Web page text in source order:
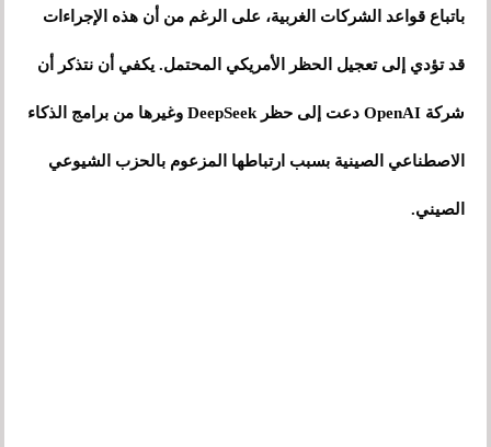
باتباع قواعد الشركات الغربية، على الرغم من أن هذه الإجراءات
قد تؤدي إلى تعجيل الحظر الأمريكي المحتمل. يكفي أن نتذكر أن
شركة OpenAI دعت إلى حظر DeepSeek وغيرها من برامج الذكاء
الاصطناعي الصينية بسبب ارتباطها المزعوم بالحزب الشيوعي
الصيني.